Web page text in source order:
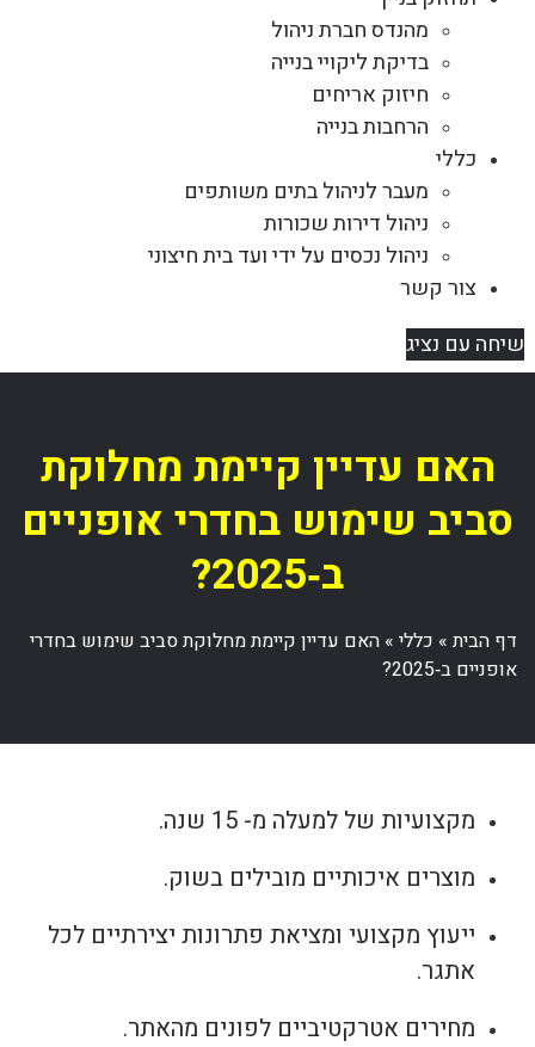
מהנדס חברת ניהול
בדיקת ליקויי בנייה
חיזוק אריחים
הרחבות בנייה
כללי
מעבר לניהול בתים משותפים
ניהול דירות שכורות
ניהול נכסים על ידי ועד בית חיצוני
צור קשר
שיחה עם נציג
האם עדיין קיימת מחלוקת
סביב שימוש בחדרי אופניים
ב‑2025?
דף הבית» כללי» האם עדיין קיימת מחלוקת סביב שימוש בחדרי
אופניים ב‑2025?
מקצועיות של למעלה מ- 15 שנה.
מוצרים איכותיים מובילים בשוק.
ייעוץ מקצועי ומציאת פתרונות יצירתיים לכל
אתגר.
מחירים אטרקטיביים לפונים מהאתר.